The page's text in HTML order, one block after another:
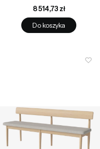
Cena
8 514,73 zł
Do koszyka